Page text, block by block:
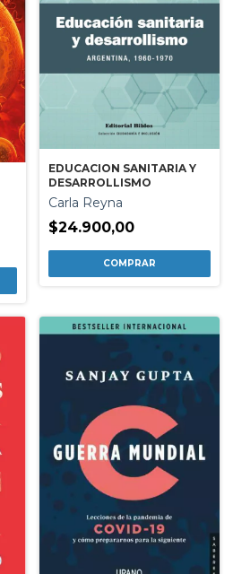
EDUCACION SANITARIA Y
DESARROLLISMO
Carla Reyna
$24.900,00